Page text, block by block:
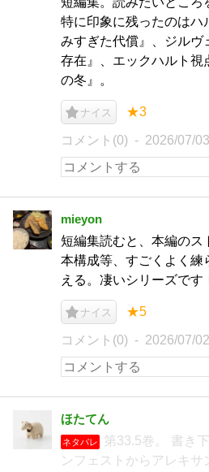
特に印象に残ったのはハ
みすぎた代償』、ジルヴ
存在』、エックハルト視
の冬』。
ナイス ★3
コメント(0) 2026/07/03
mieyon
短編集読むと、本編のス
本構成等、すごくよく練
える。凄いシリーズです
ナイス ★5
コメント(0) 2026/07/02
ほたてん
ネタバレ
第33.5巻。 書き
ンフェストからアレキサ